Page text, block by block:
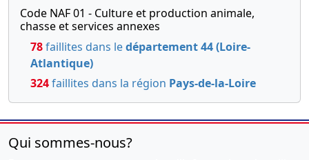
Code NAF 01 - Culture et production animale,
chasse et services annexes
78faillites dans ledépartement 44 (Loire-
Atlantique)
324faillites dans la région Pays-de-la-Loire
Qui sommes-nous?